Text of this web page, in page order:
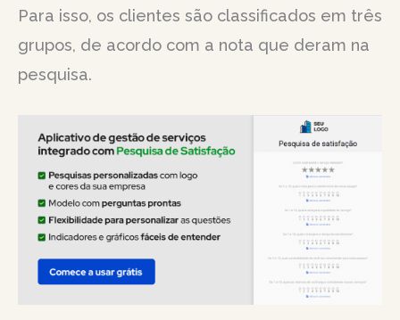
Para isso, os clientes são classificados em três
grupos, de acordo com a nota que deram na
pesquisa.